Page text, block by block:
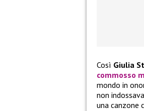
Così Giulia
commosso
mondo in
non
una canzone